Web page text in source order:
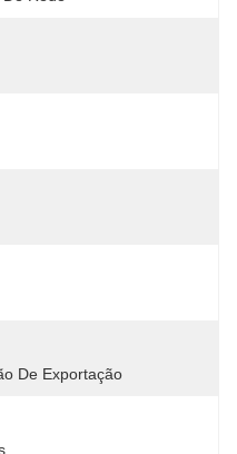
De Exportação